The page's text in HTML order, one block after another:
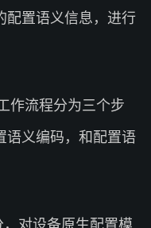
配置语义信息，进行
作流程分为三个步
语义编码，和配置语
对设备原生配置模